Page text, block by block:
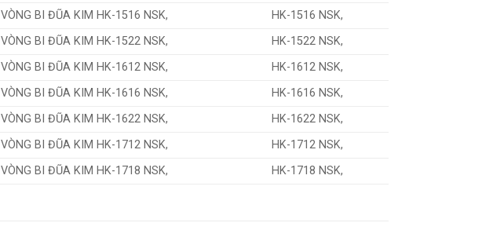
VÒNG BI ĐŨA KIM HK-1516 NSK,
HK-1516 NSK,
VÒNG BI ĐŨA KIM HK-1522 NSK,
HK-1522 NSK,
VÒNG BI ĐŨA KIM HK-1612 NSK,
HK-1612 NSK,
VÒNG BI ĐŨA KIM HK-1616 NSK,
HK-1616 NSK,
VÒNG BI ĐŨA KIM HK-1622 NSK,
HK-1622 NSK,
VÒNG BI ĐŨA KIM HK-1712 NSK,
HK-1712 NSK,
VÒNG BI ĐŨA KIM HK-1718 NSK, HK-1718 NSK,